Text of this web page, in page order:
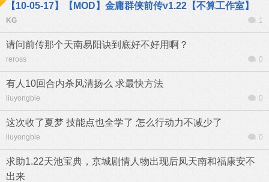
【10-05-17】【MOD】金庸群侠前传v1.22【不算工作室】
KG 1
请问前传那个天南易阳诀到底好不好用啊？
reross 0
有人10回合内杀风清扬么 求最快方法
liuyongbie 0
这次收了夏梦 技能点也全学了 怎么行动力不减少了
liuyongbie 0
求助1.22天池宝典，京城剧情人物出现后凤天南和福康安不
出来